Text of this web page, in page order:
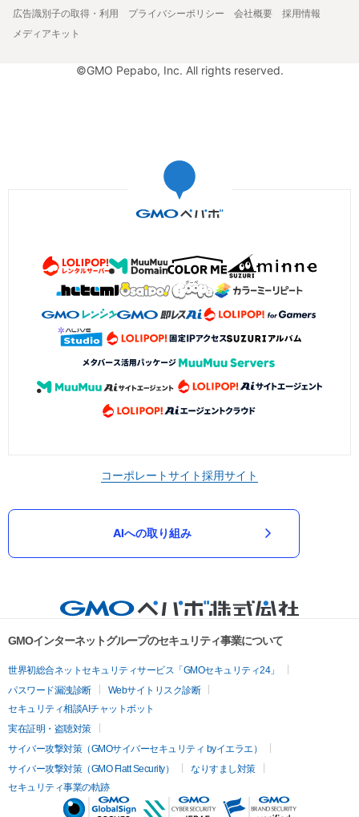
広告識別子の取得・利用
プライバシーポリシー 会社概要
採用情報
メディアキット
©GMO Pepabo, Inc. All rights reserved.
コーポレートサイト採用サイト
AIへの取り組み
GMOインターネットグループのセキュリティ事業について
世界初総合ネットセキュリティサービス「GMOセキュリティ24」
パスワード漏洩診断
Webサイトリスク診断
セキュリティ相談AIチャットボット
実在証明・盗聴対策
サイバー攻撃対策（GMOサイバーセキュリティ byイエラエ）
サイバー攻撃対策（GMO Flatt Security）
なりすまし対策
セキュリティ事業の軌跡